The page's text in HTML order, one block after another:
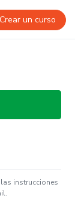
Crear un curso
instrucciones